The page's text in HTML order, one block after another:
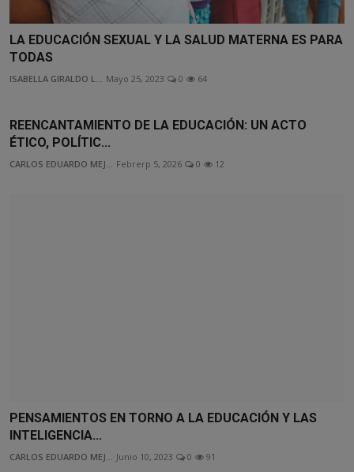
LA EDUCACIÓN SEXUAL Y LA SALUD MATERNA ES PARA
TODAS
ISABELLA GIRALDO L... Mayo 25, 2023 0 64
REENCANTAMIENTO DE LA EDUCACIÓN: UN ACTO
ÉTICO, POLÍTIC...
CARLOS EDUARDO MEJ... Febrerp 5, 2026 0 12
PENSAMIENTOS EN TORNO A LA EDUCACIÓN Y LAS
INTELIGENCIA...
CARLOS EDUARDO MEJ... Junio 10, 2023 0 91